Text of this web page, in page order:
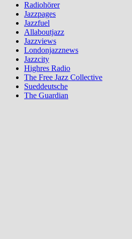
Radiohörer
Jazzpages
Jazzfuel
Allaboutjazz
Jazzviews
Londonjazznews
Jazzcity
Highres Radio
The Free Jazz Collective
Sueddeutsche
The Guardian